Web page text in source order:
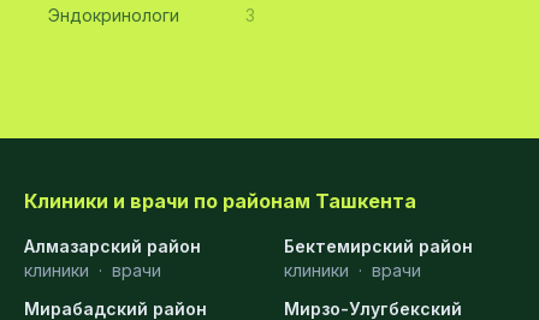
Эндокринологи 3
Клиники и врачи по районам Ташкента
Алмазарский район
клиники · врачи
Бектемирский район
клиники · врачи
Мирабадский район
Мирзо-Улугбекский